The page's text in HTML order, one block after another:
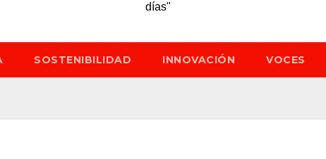
días"
SOSTENIBILIDAD INNOVACIÓN VOCES